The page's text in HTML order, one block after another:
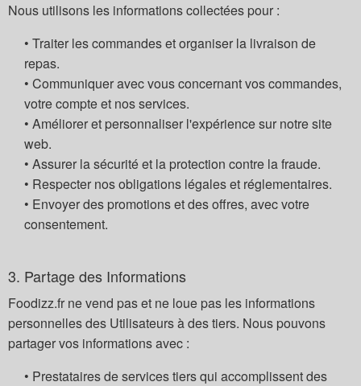
Nous utilisons les informations collectées pour :
• Traiter les commandes et organiser la livraison de
repas.
• Communiquer avec vous concernant vos commandes,
votre compte et nos services.
• Améliorer et personnaliser l'expérience sur notre site
web.
• Assurer la sécurité et la protection contre la fraude.
• Respecter nos obligations légales et réglementaires.
• Envoyer des promotions et des offres, avec votre
consentement.
3. Partage des Informations
Foodizz.fr ne vend pas et ne loue pas les informations
personnelles des Utilisateurs à des tiers. Nous pouvons
partager vos informations avec :
• Prestataires de services tiers qui accomplissent des